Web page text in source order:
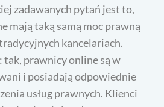
zadawanych pytań jest to,
mają taką samą moc prawną
kancelariach.
prawnicy online są w
i posiadają odpowiednie
usług prawnych. Klienci